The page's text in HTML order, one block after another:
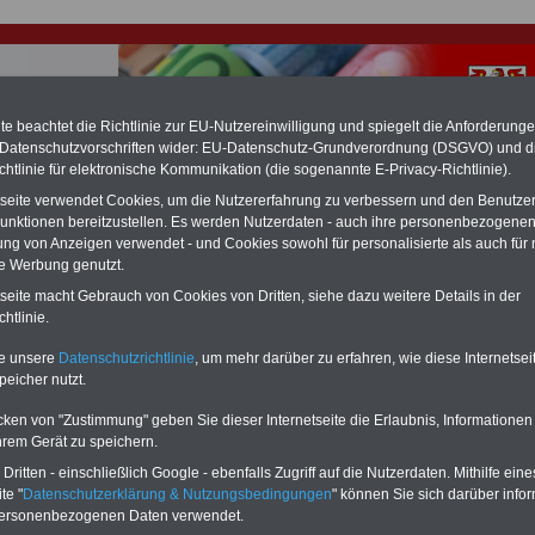
für Beamte & Ruhestandsbeamte (zu geringe Alimentation)
hat die Berliner Landesbesoldung für verfassungs-widrig
muss bisMärz 2027 eine Neuregelung der Besoldung beschließen). Auch
& Ruhestandsbeamte) gibt es teilweise hohe Nachzahlungen
füralle (!) Beamte
hierzu eine Broschüre heraus, die unmittelbar nach dem Beschluss des
der Bundesregierung vorgelegt wird (wahrscheinlich im Quartal.2026
der Broschüre
eingestellt
mit 3 Ratgebern für nur
für Beamtinnen
versorgungsrecht
sowie Beihilferecht in Bund und
PDF-SERVICE: 10 Bücher bzw.
wichtigen Themen für Beamte und
Dienst
Zum Komplettpreis von 15 Euro im
beachtet die Richtlinie zur EU-Nutzereinwilligung und spiegelt die
wider: EU-Datenschutz-Grundverordnung (DSGVO) und
für elektronische Kommunikation (die sogenannte E-Privacy-Richtlinie).
verwendet Cookies, um die Nutzererfahrung zu verbessern und den
bereitzustellen. Es werden Nutzerdaten - auch ihre
von Anzeigen verwendet - und Cookies sowohl für personalisierte als auch für
Werbung genutzt.
macht Gebrauch von Cookies von Dritten, siehe dazu weitere Details in der
unsere Datenschutzrichtlinie, um mehr darüber zu erfahren, wie diese
nutzt.
von "Zustimmung" geben Sie dieser Internetseite die Erlaubnis,
Gerät zu speichern.
- einschließlich Google - ebenfalls Zugriff auf die Nutzerdaten. Mithilfe
"Datenschutzerklärung & Nutzungsbedingungen" können Sie sich darüber
Daten verwendet.